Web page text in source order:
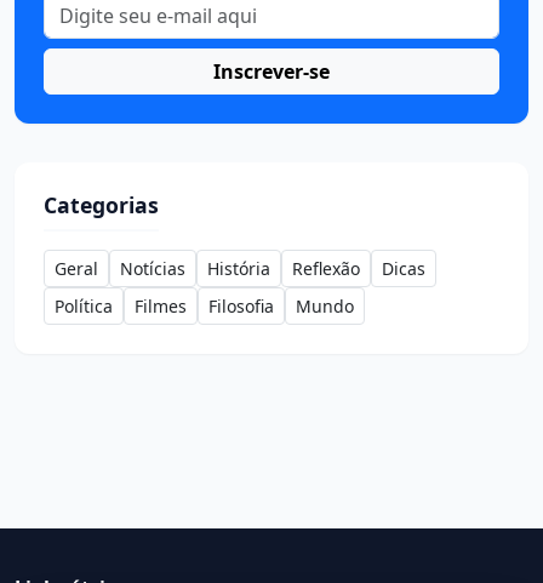
Inscrever-se
Categorias
Geral Notícias História Reflexão
Dicas
Política
Filmes Filosofia Mundo